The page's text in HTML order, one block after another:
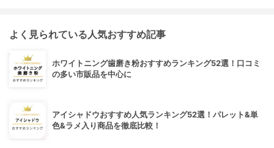
よく見られている人気おすすめ記事
ホワイトニング歯磨き粉おすすめランキング52選！口コミ
の多い市販品を中心に
アイシャドウおすすめ人気ランキング52選！パレット&単
色&ラメ入り商品を徹底比較！